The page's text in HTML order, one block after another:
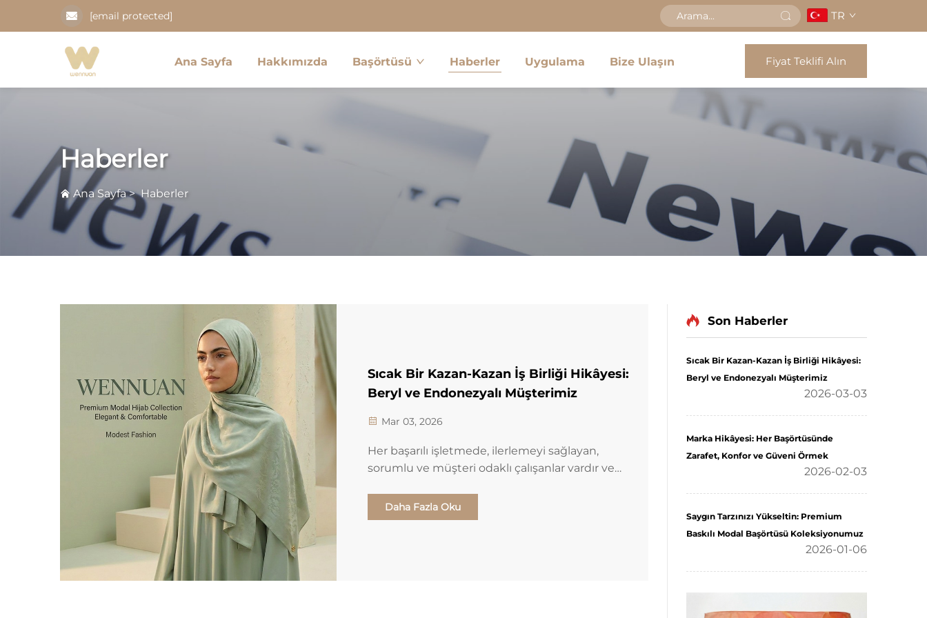
[email protected] TR
Ana Sayfa Hakkımızda Başörtüsü Haberler Uygulama Bize Ulaşın Fiyat Teklifi Alın
Haberler
Ana Sayfa>Haberler
Sıcak Bir Kazan-Kazan İş Birliği Hikâyesi:
Beryl ve Endonezyalı Müşterimiz
Mar 03, 2026
Her başarılı işletmede, ilerlemeyi sağlayan,
sorumlu ve müşteri odaklı çalışanlar vardır ve
Beryl, en öne çıkan satış temsilcilerinden biridir.
Yıllardır e...
Daha Fazla Oku
Son Haberler
Sıcak Bir Kazan-Kazan İş Birliği Hikâyesi:
Beryl ve Endonezyalı Müşterimiz
2026-03-03
Marka Hikâyesi: Her Başörtüsünde
Zarafet, Konfor ve Güveni Örmek
2026-02-03
Saygın Tarzınızı Yükseltin: Premium
Baskılı Modal Başörtüsü Koleksiyonumuz
2026-01-06